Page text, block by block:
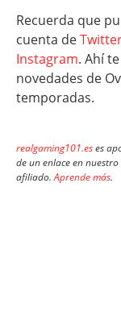
Recuerda que
cuenta de
Instagram. Ahí
novedades de
temporadas.
realgaming101.eses
de un enlace en
afiliado.Aprende más.